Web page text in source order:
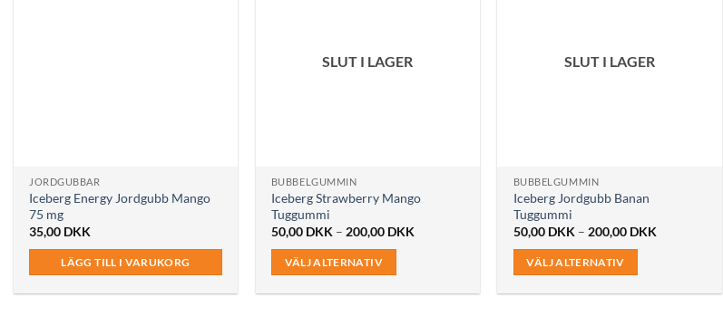
JORDGUBBAR
Iceberg Energy Jordgubb Mango
75 mg
35,00 DKK
LÄGG TILL I VARUKORG
SLUT I LAGER
BUBBELGUMMIN
Iceberg Strawberry Mango
Tuggummi
50,00 DKK – 200,00 DKKPrisintervall:
VÄLJ ALTERNATIV
SLUT I LAGER
BUBBELGUMMIN
Iceberg Jordgubb Banan
Tuggummi
50,00 DKK – 200,00 DKKPrisintervall:
VÄLJ ALTERNATIV